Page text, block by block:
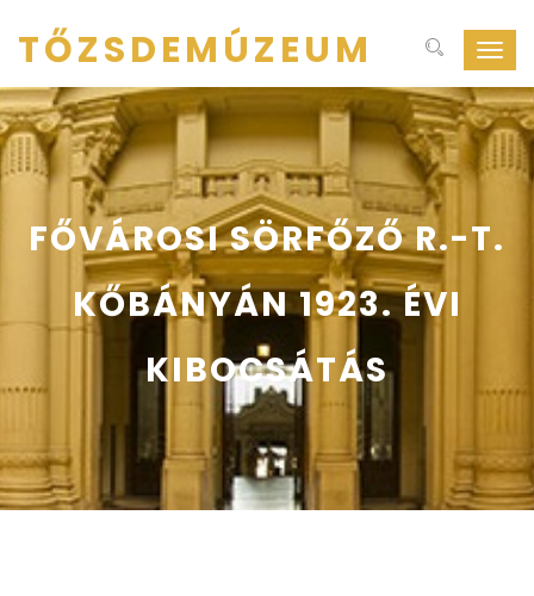
ki-
be
TŐZSDEMÚZEUM
FŐVÁROSI SÖRFŐZŐ R.-T.
KŐBÁNYÁN 1923. ÉVI
KIBOCSÁTÁS